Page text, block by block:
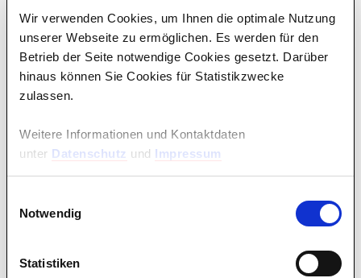
Wir verwenden Cookies, um Ihnen die optimale Nutzung
unserer Webseite zu ermöglichen. Es werden für den
Betrieb der Seite notwendige Cookies gesetzt. Darüber
hinaus können Sie Cookies für Statistikzwecke
zulassen.
Weitere Informationen und Kontaktdaten
unter Datenschutz und Impressum
Notwendig
Statistiken
Seminare sortiert nachDatumoderTitel
Die Suche ergab keine Treffer!